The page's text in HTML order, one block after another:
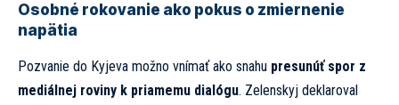
Osobné rokovanie ako pokus o zmiernenie
napätia
Pozvanie do Kyjeva možno vnímať ako snahu presunúť spor z
mediálnej roviny k priamemu dialógu. Zelenskyj deklaroval